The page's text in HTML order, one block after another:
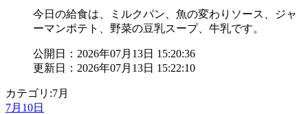
今日の給食は、ミルクパン、魚の変わりソース、ジャ
ーマンポテト、野菜の豆乳スープ、牛乳です。
公開日：2026年07月13日 15:20:36
更新日：2026年07月13日 15:22:10
カテゴリ:7月
7月10日